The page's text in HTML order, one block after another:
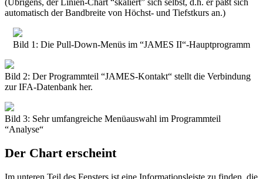
automatisch der Bandbreite von Höchst- und Tiefstkurs an.)
Bild 1: Die Pull-Down-Menüs im “JAMES II“-Hauptprogramm
Bild 2: Der Programmteil “JAMES-Kontakt“ stellt die Verbindung
zur IFA-Datenbank her.
Bild 3: Sehr umfangreiche Menüauswahl im Programmteil
“Analyse“
Der Chart erscheint
Im unteren Teil des Fensters ist eine Informationsleiste zu finden, die